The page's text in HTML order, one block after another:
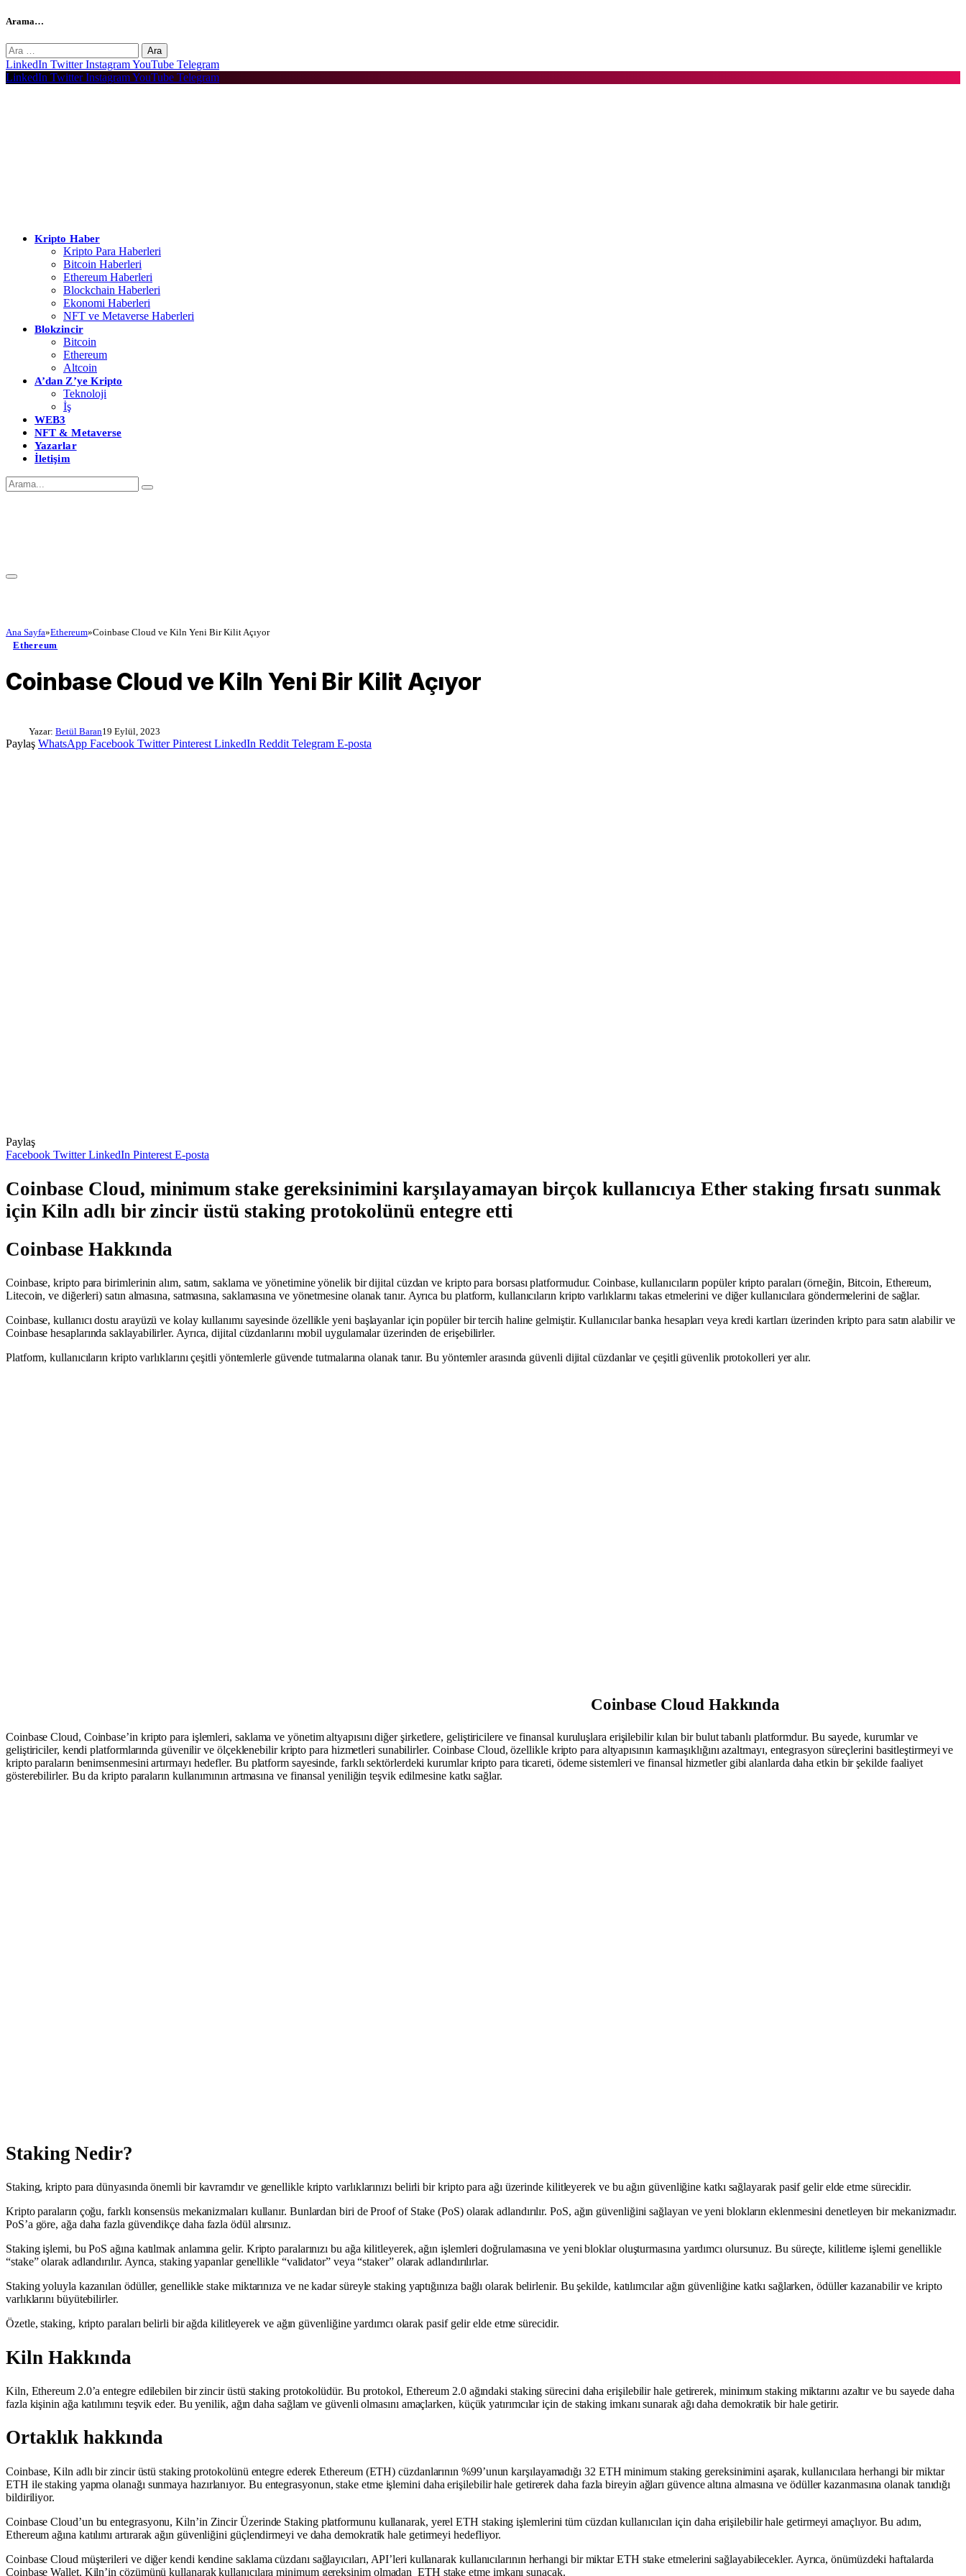
Arama…
Arama:
LinkedIn Twitter InstagramYouTube Telegram
LinkedIn Twitter InstagramYouTube Telegram
Kripto Haber
Kripto Para Haberleri
Bitcoin Haberleri
Ethereum Haberleri
Blockchain Haberleri
Ekonomi Haberleri
NFT ve Metaverse Haberleri
Blokzincir
Bitcoin
Ethereum
Altcoin
A’dan Z’ye Kripto
Teknoloji
İş
WEB3
NFT & Metaverse
Yazarlar
İletişim
Ana Sayfa»Ethereum»Coinbase Cloud ve Kiln Yeni Bir Kilit Açıyor
Ethereum
Coinbase Cloud ve Kiln Yeni Bir Kilit Açıyor
Yazar: Betül Baran19 Eylül, 2023
Paylaş WhatsApp Facebook Twitter Pinterest LinkedIn Reddit Telegram E-posta
Paylaş
Facebook Twitter LinkedIn Pinterest E-posta
Coinbase Cloud, minimum stake gereksinimini karşılayamayan birçok kullanıcıya Ether staking fırsatı sunmak
için Kiln adlı bir zincir üstü staking protokolünü entegre etti
Coinbase Hakkında
Coinbase, kripto para birimlerinin alım, satım, saklama ve yönetimine yönelik bir dijital cüzdan ve kripto para borsası platformudur. Coinbase, kullanıcıların popüler kripto paraları (örneğin, Bitcoin, Ethereum,
Litecoin, ve diğerleri) satın almasına, satmasına, saklamasına ve yönetmesine olanak tanır. Ayrıca bu platform, kullanıcıların kripto varlıklarını takas etmelerini ve diğer kullanıcılara göndermelerini de sağlar.
Coinbase, kullanıcı dostu arayüzü ve kolay kullanımı sayesinde özellikle yeni başlayanlar için popüler bir tercih haline gelmiştir. Kullanıcılar banka hesapları veya kredi kartları üzerinden kripto para satın alabilir ve
Coinbase hesaplarında saklayabilirler. Ayrıca, dijital cüzdanlarını mobil uygulamalar üzerinden de erişebilirler.
Platform, kullanıcıların kripto varlıklarını çeşitli yöntemlerle güvende tutmalarına olanak tanır. Bu yöntemler arasında güvenli dijital cüzdanlar ve çeşitli güvenlik protokolleri yer alır.
Coinbase Cloud Hakkında
Coinbase Cloud, Coinbase’in kripto para işlemleri, saklama ve yönetim altyapısını diğer şirketlere, geliştiricilere ve finansal kuruluşlara erişilebilir kılan bir bulut tabanlı platformdur. Bu sayede, kurumlar ve
geliştiriciler, kendi platformlarında güvenilir ve ölçeklenebilir kripto para hizmetleri sunabilirler. Coinbase Cloud, özellikle kripto para altyapısının karmaşıklığını azaltmayı, entegrasyon süreçlerini basitleştirmeyi ve
kripto paraların benimsenmesini artırmayı hedefler. Bu platform sayesinde, farklı sektörlerdeki kurumlar kripto para ticareti, ödeme sistemleri ve finansal hizmetler gibi alanlarda daha etkin bir şekilde faaliyet
gösterebilirler. Bu da kripto paraların kullanımının artmasına ve finansal yeniliğin teşvik edilmesine katkı sağlar.
Staking Nedir?
Staking, kripto para dünyasında önemli bir kavramdır ve genellikle kripto varlıklarınızı belirli bir kripto para ağı üzerinde kilitleyerek ve bu ağın güvenliğine katkı sağlayarak pasif gelir elde etme sürecidir.
Kripto paraların çoğu, farklı konsensüs mekanizmaları kullanır. Bunlardan biri de Proof of Stake (PoS) olarak adlandırılır. PoS, ağın güvenliğini sağlayan ve yeni blokların eklenmesini denetleyen bir mekanizmadır.
PoS’a göre, ağa daha fazla güvendikçe daha fazla ödül alırsınız.
Staking işlemi, bu PoS ağına katılmak anlamına gelir. Kripto paralarınızı bu ağa kilitleyerek, ağın işlemleri doğrulamasına ve yeni bloklar oluşturmasına yardımcı olursunuz. Bu süreçte, kilitleme işlemi genellikle
“stake” olarak adlandırılır. Ayrıca, staking yapanlar genellikle “validator” veya “staker” olarak adlandırılırlar.
Staking yoluyla kazanılan ödüller, genellikle stake miktarınıza ve ne kadar süreyle staking yaptığınıza bağlı olarak belirlenir. Bu şekilde, katılımcılar ağın güvenliğine katkı sağlarken, ödüller kazanabilir ve kripto
varlıklarını büyütebilirler.
Özetle, staking, kripto paraları belirli bir ağda kilitleyerek ve ağın güvenliğine yardımcı olarak pasif gelir elde etme sürecidir.
Kiln Hakkında
Kiln, Ethereum 2.0’a entegre edilebilen bir zincir üstü staking protokolüdür. Bu protokol, Ethereum 2.0 ağındaki staking sürecini daha erişilebilir hale getirerek, minimum staking miktarını azaltır ve bu sayede daha
fazla kişinin ağa katılımını teşvik eder. Bu yenilik, ağın daha sağlam ve güvenli olmasını amaçlarken, küçük yatırımcılar için de staking imkanı sunarak ağı daha demokratik bir hale getirir.
Ortaklık hakkında
Coinbase, Kiln adlı bir zincir üstü staking protokolünü entegre ederek Ethereum (ETH) cüzdanlarının %99’unun karşılayamadığı 32 ETH minimum staking gereksinimini aşarak, kullanıcılara herhangi bir miktar
ETH ile staking yapma olanağı sunmaya hazırlanıyor. Bu entegrasyonun, stake etme işlemini daha erişilebilir hale getirerek daha fazla bireyin ağları güvence altına almasına ve ödüller kazanmasına olanak tanıdığı
bildiriliyor.
Coinbase Cloud’un bu entegrasyonu, Kiln’in Zincir Üzerinde Staking platformunu kullanarak, yerel ETH staking işlemlerini tüm cüzdan kullanıcıları için daha erişilebilir hale getirmeyi amaçlıyor. Bu adım,
Ethereum ağına katılımı artırarak ağın güvenliğini güçlendirmeyi ve daha demokratik hale getirmeyi hedefliyor.
Coinbase Cloud müşterileri ve diğer kendi kendine saklama cüzdanı sağlayıcıları, API’leri kullanarak kullanıcılarının herhangi bir miktar ETH stake etmelerini sağlayabilecekler. Ayrıca, önümüzdeki haftalarda
Coinbase Wallet, Kiln’in çözümünü kullanarak kullanıcılara minimum gereksinim olmadan ETH stake etme imkanı sunacak.